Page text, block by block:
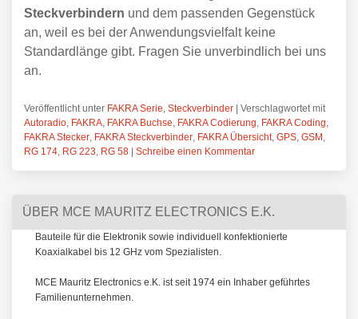
Steckverbindern und dem passenden Gegenstück
an, weil es bei der Anwendungsvielfalt keine
Standardlänge gibt. Fragen Sie unverbindlich bei uns
an.
Veröffentlicht unter FAKRA Serie Steckverbinder | Verschlagwortet mit
Autoradio FAKRA FAKRA Buchse FAKRA Codierung FAKRA Coding
FAKRA Stecker FAKRA Steckverbinder FAKRA Übersicht, GPS GSM
RG 174 RG 223 RG 58 | Schreibe einen Kommentar
ÜBER MCE MAURITZ ELECTRONICS E.K.
Bauteile für die Elektronik sowie individuell konfektionierte
Koaxialkabel bis 12 GHz vom Spezialisten.
MCE Mauritz Electronics e.K. ist seit 1974 ein Inhaber geführtes
Familienunternehmen.